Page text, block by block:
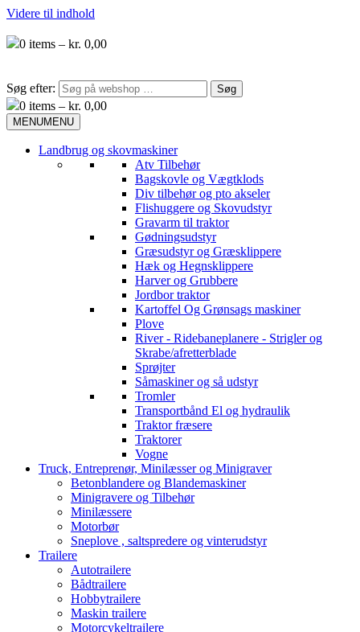
Videre til indhold
0 items – kr. 0,00
Søg efter:
0 items – kr. 0,00
MENUMENU
Landbrug og skovmaskiner
Atv Tilbehør
Bagskovle og Vægtklods
Div tilbehør og pto akseler
Flishuggere og Skovudstyr
Gravarm til traktor
Gødningsudstyr
Græsudstyr og Græsklippere
Hæk og Hegnsklippere
Harver og Grubbere
Jordbor traktor
Kartoffel Og Grønsags maskiner
Plove
River - Ridebaneplanere - Strigler og
Skrabe/afretterblade
Sprøjter
Såmaskiner og så udstyr
Tromler
Transportbånd El og hydraulik
Traktor fræsere
Traktorer
Vogne
Truck, Entreprenør, Minilæsser og Minigraver
Betonblandere og Blandemaskiner
Minigravere og Tilbehør
Minilæssere
Motorbør
Sneplove , saltspredere og vinterudstyr
Trailere
Autotrailere
Bådtrailere
Hobbytrailere
Maskin trailere
Motorcykeltrailere